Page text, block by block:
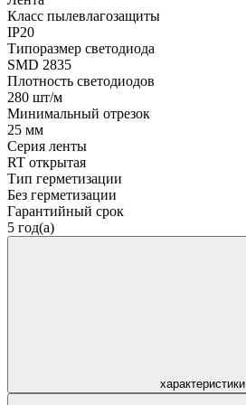
Класс пылевлагозащиты
IP20
Типоразмер светодиода
SMD 2835
Плотность светодиодов
280 шт/м
Минимальный отрезок
25 мм
Серия ленты
RT открытая
Тип герметизации
Без герметизации
Гарантийный срок
5 год(а)
характеристики